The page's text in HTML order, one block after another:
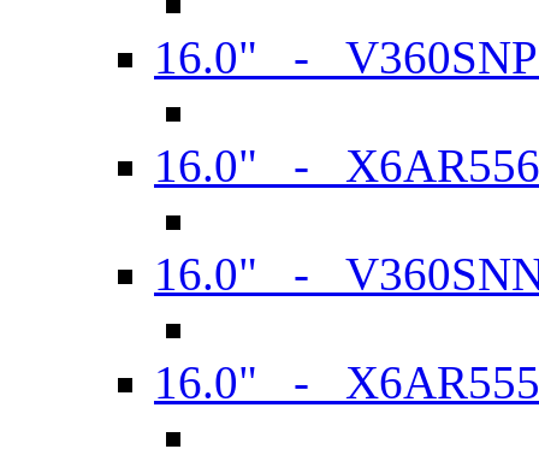
16.0" -
16.0" -
16.0" -
16.0" -